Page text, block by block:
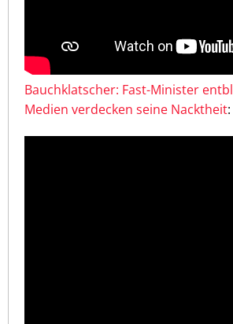
Bauchklatscher: Fast-Minister
Medien verdecken seine Nacktheit: